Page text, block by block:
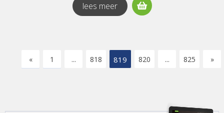
lees meer
« 1 ... 818 819 820 ... 825 »